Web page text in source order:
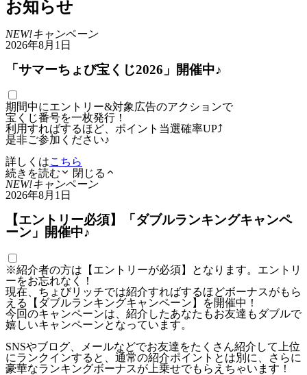
お知らせ
NEW!キャンペーン
2026年8月1日
「サマーちょび宝くじ2026」開催中♪
期間中にエントリー&対象広告のアクションで
宝くじ番号を一枚発行！
利用すればするほど、ポイント当選確率UP⤴
是非ご参加ください♪
詳しくはこちら
続きを読む
閉じる
NEW!キャンペーン
2026年8月1日
【エントリー必須】「ダブルランキングキャンペ
ーン」開催中♪
※紹介者の方は【エントリーが必須】となります。エントリ
ーをお忘れなく！
現在、ちょびリッチでは紹介すればするほどボーナスがもら
える【ダブルランキングキャンペーン】を開催中！
今回のキャンペーンは、紹介したあなたもお友達もダブルで
嬉しいキャンペーンとなっています。
SNSやブログ、メールなどでお友達をたくさん紹介して上位
にランクインすると、通常の紹介ポイントとは別に、さらに
豪華なランキングボーナスが上乗せでもらえちゃいます！